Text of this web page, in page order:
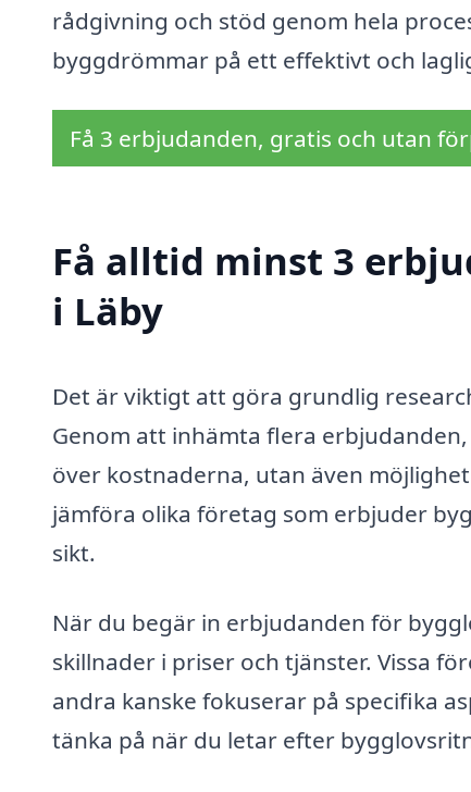
rådgivning och stöd genom hela
byggdrömmar på ett effektivt och
Få 3 erbjudanden, gratis och utan
Få alltid minst 3
i Läby
Det är viktigt att göra grundlig
Genom att in­hämta flera
över kostnaderna, utan även
jämföra olika företag som erbjuder
sikt.
När du begär in erbjudanden för
skillnader i priser och tjänster. Vissa
andra kanske fokuserar på specifika
tänka på när du letar efter